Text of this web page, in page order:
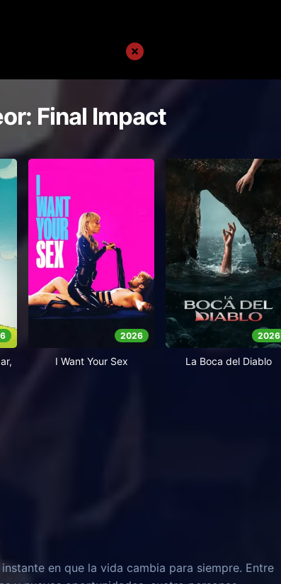
Final Impact
2026
I Want Your Sex
2026
La Boca del Diablo
en que la vida cambia para siempre. Entre